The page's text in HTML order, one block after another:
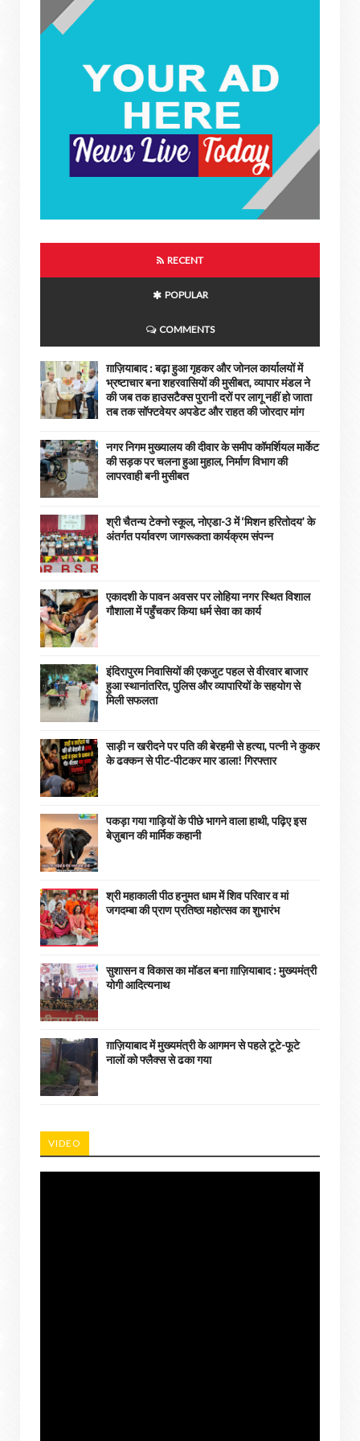
RECENT
POPULAR
COMMENTS
ग़ाज़ियाबाद : बढ़ा हुआ गृहकर और जोनल कार्यालयों में
भ्रष्टाचार बना शहरवासियों की मुसीबत, व्यापार मंडल ने
की जब तक हाउसटैक्स पुरानी दरों पर लागू नहीं हो जाता
तब तक सॉफ्टवेयर अपडेट और राहत की जोरदार मांग
नगर निगम मुख्यालय की दीवार के समीप कॉमर्शियल मार्केट
की सड़क पर चलना हुआ मुहाल, निर्माण विभाग की
लापरवाही बनी मुसीबत
श्री चैतन्य टेक्नो स्कूल, नोएडा-3 में ‘मिशन हरितोदय’ के
अंतर्गत पर्यावरण जागरूकता कार्यक्रम संपन्न
एकादशी के पावन अवसर पर लोहिया नगर स्थित विशाल
गौशाला में पहुँचकर किया धर्म सेवा का कार्य
इंदिरापुरम निवासियों की एकजुट पहल से वीरवार बाजार
हुआ स्थानांतरित, पुलिस और व्यापारियों के सहयोग से
मिली सफलता
साड़ी न खरीदने पर पति की बेरहमी से हत्या, पत्नी ने कुकर
के ढक्कन से पीट-पीटकर मार डाला! गिरफ्तार
पकड़ा गया गाड़ियों के पीछे भागने वाला हाथी, पढ़िए इस
बेज़ुबान की मार्मिक कहानी
श्री महाकाली पीठ हनुमत धाम में शिव परिवार व मां
जगदम्बा की प्राण प्रतिष्ठा महोत्सव का शुभारंभ
सुशासन व विकास का मॉडल बना ग़ाज़ियाबाद : ​मुख्यमंत्री
योगी आदित्यनाथ
ग़ाज़ियाबाद में मुख्यमंत्री के आगमन से पहले टूटे-फूटे
नालों को फ्लैक्स से ढका गया
VIDEO